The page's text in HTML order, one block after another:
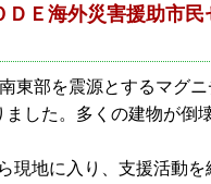
Ｅ海外災害援助市
東部を震源とするマグ
した。多くの建物が倒
現地に入り、支援活動